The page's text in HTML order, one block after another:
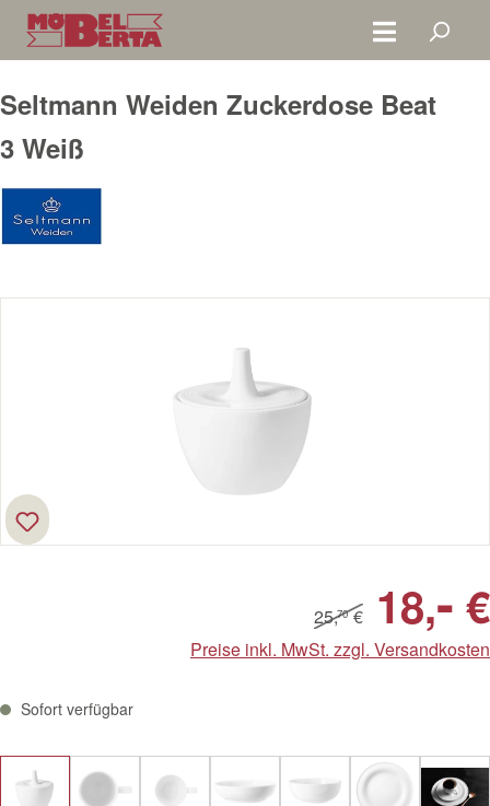
Zum Hauptinhalt springen
Seltmann Weiden Zuckerdose Beat
3 Weiß
25,70€ 18,- €
Preise inkl. MwSt. zzgl. Versandkosten
Sofort verfügbar